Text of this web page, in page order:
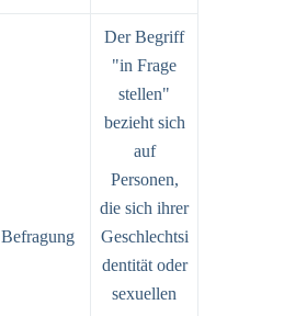
Befragung
Der Begriff
"in Frage
stellen"
bezieht sich
auf
Personen,
die sich ihrer
Geschlechtsi
dentität oder
sexuellen